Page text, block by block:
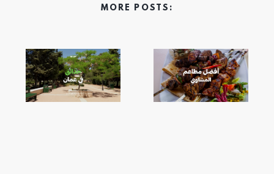
MORE POSTS: